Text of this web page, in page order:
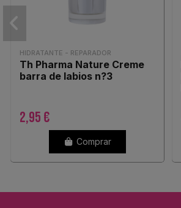
HIDRATANTE - REPARADOR
Th Pharma Nature Creme
barra de labios n?3
2,95 €
Comprar